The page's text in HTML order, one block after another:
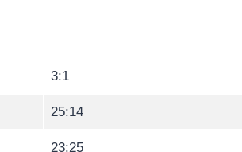
3:1
25:14
23:25